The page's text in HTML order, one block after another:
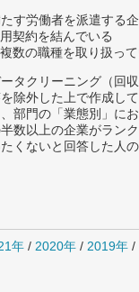
す労働者を派遣する
契約を結んでいる
数の職種を取り扱っ
タクリーニング（回
除外した上で作成して
部門の「業態別」に
数以上の企業がラン
くないと回答した人
年 / 2020年 / 2019年 /